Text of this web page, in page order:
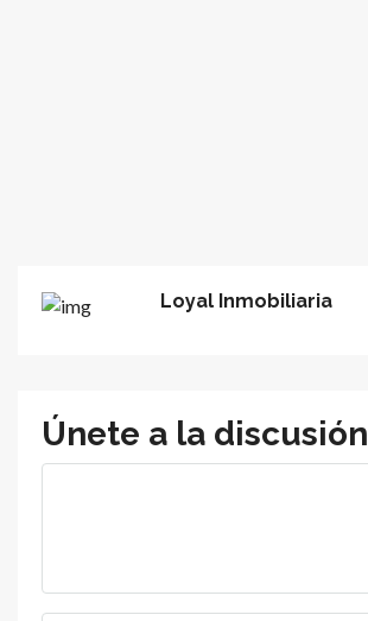
Loyal Inmobiliaria
Únete a la discusión